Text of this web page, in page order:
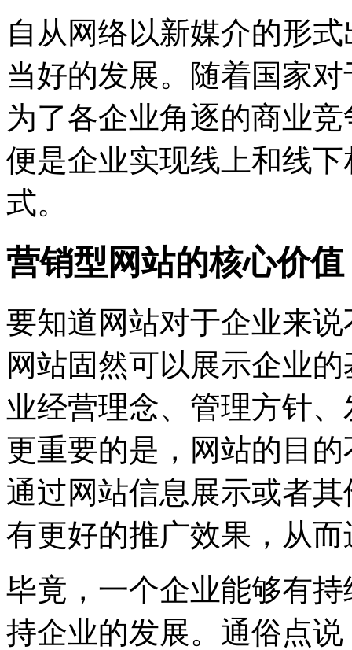
自从网络以新媒介的形
当好的发展。随着国家
为了各企业角逐的商业
便是企业实现线上和线
式。
营销型网站的核心价值
要知道网站对于企业来
网站固然可以展示企业
业经营理念、管理方针
更重要的是，网站的目
通过网站信息展示或者
有更好的推广效果，从
毕竟，一个企业能够有
持企业的发展。通俗点